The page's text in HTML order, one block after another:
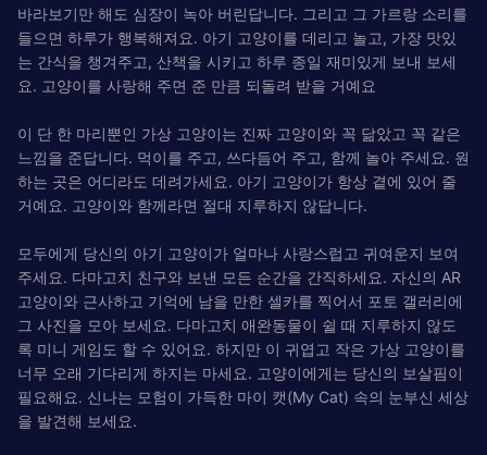
바라보기만 해도 심장이 녹아 버린답니다. 그리고 그 가르랑 소리를
들으면 하루가 행복해져요. 아기 고양이를 데리고 놀고, 가장 맛있
는 간식을 챙겨주고, 산책을 시키고 하루 종일 재미있게 보내 보세
요. 고양이를 사랑해 주면 준 만큼 되돌려 받을 거예요
이 단 한 마리뿐인 가상 고양이는 진짜 고양이와 꼭 닮았고 꼭 같은
느낌을 준답니다. 먹이를 주고, 쓰다듬어 주고, 함께 놀아 주세요. 원
하는 곳은 어디라도 데려가세요. 아기 고양이가 항상 곁에 있어 줄
거예요. 고양이와 함께라면 절대 지루하지 않답니다.
모두에게 당신의 아기 고양이가 얼마나 사랑스럽고 귀여운지 보여
주세요. 다마고치 친구와 보낸 모든 순간을 간직하세요. 자신의 AR
고양이와 근사하고 기억에 남을 만한 셀카를 찍어서 포토 갤러리에
그 사진을 모아 보세요. 다마고치 애완동물이 쉴 때 지루하지 않도
록 미니 게임도 할 수 있어요. 하지만 이 귀엽고 작은 가상 고양이를
너무 오래 기다리게 하지는 마세요. 고양이에게는 당신의 보살핌이
필요해요. 신나는 모험이 가득한 마이 캣(My Cat) 속의 눈부신 세상
을 발견해 보세요.